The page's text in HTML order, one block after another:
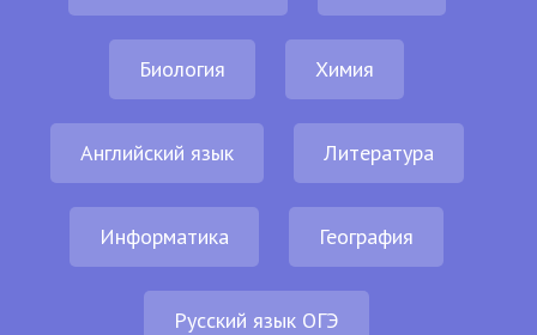
Биология Химия
Английский язык Литература
Информатика География
Русский язык ОГЭ